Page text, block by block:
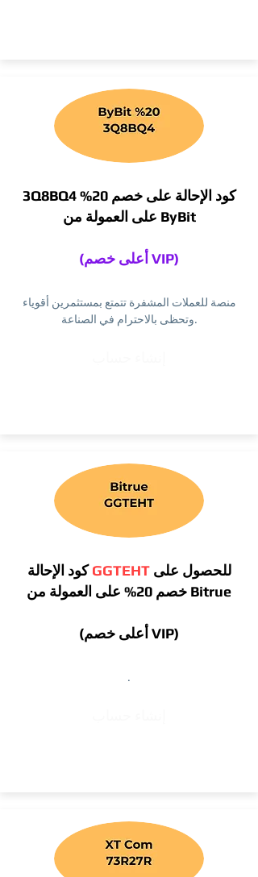
3Q8BQ4 كود الإحالة على خصم 20%
على العمولة من ByBit
(أعلى خصم VIP)
منصة للعملات المشفرة تتمتع بمستثمرين أقوياء
وتحظى بالاحترام في الصناعة.
كود الإحالةGGTEHTللحصول على
خصم 20% على العمولة من Bitrue
(أعلى خصم VIP)
.